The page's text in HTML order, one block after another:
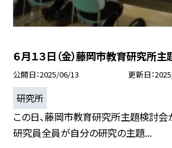
６月１３日（金）藤岡市教育研究所
公開日 2025/06/13 更新日
研究所
この日、藤岡市教育研究所主題検討会
研究員全員が自分の研究の主題...